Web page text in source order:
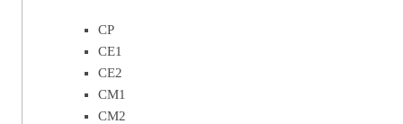
CP
CE1
CE2
CM1
CM2